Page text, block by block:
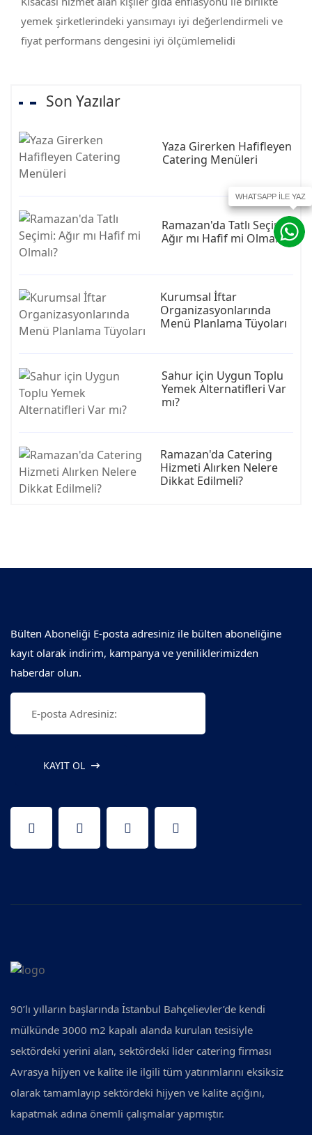
yemek şirketlerindeki yansımayı iyi değerlendirmeli ve
fiyat performans dengesini iyi ölçümlemelidi
Son Yazılar
Yaza Girerken Hafifleyen
Catering Menüleri
Ramazan'da Tatlı Seçimi:
Ağır mı Hafif mi Olmalı?
Kurumsal İftar
Organizasyonlarında
Menü Planlama Tüyoları
Sahur için Uygun Toplu
Yemek Alternatifleri Var
mı?
Ramazan'da Catering
Hizmeti Alırken Nelere
Dikkat Edilmeli?
Bülten Aboneliği E-posta adresiniz ile bülten aboneliğine
kayıt olarak indirim, kampanya ve yeniliklerimizden
haberdar olun.
KAYIT OL
90’lı yılların başlarında İstanbul Bahçelievler’de kendi
mülkünde 3000 m2 kapalı alanda kurulan tesisiyle
sektördeki yerini alan, sektördeki lider catering firması
Avrasya hijyen ve kalite ile ilgili tüm yatırımlarını eksiksiz
olarak tamamlayıp sektördeki hijyen ve kalite açığını,
kapatmak adına önemli çalışmalar yapmıştır.